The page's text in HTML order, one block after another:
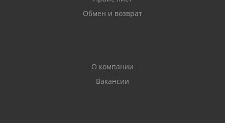
16523-97 — тонкий прокат до 3,9 мм из
Обмен и возврат
О компании
Вакансии